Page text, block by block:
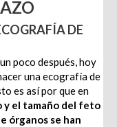
DE
poco después, hoy
una ecografía de
es así por que en
y el tamaño del feto
órganos se han